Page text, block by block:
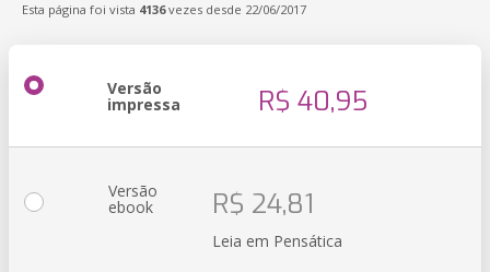
Esta página foi vista 4136vezes desde 22/06/2017
Versão
impressa R$ 40,95
Versão
ebook R$ 24,81
Leia em Pensática